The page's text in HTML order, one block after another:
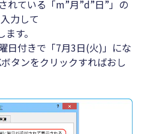
れている「m”月”d”日”」の
力して
す。
日付きで「7月3日(火)」にな
タンをクリックすればおし